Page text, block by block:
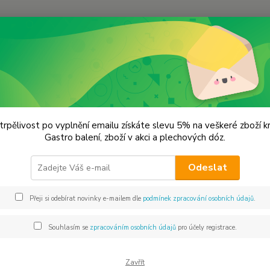
Zavařeniny - Chilli omáčky - Superpotraviny Jablečná chilli omáčka s
chilli omáčka s acerolou
jsou
po vyplnění emailu získáte slevu 5% na veškeré zboží
Gastro balení, zboží v akci a plechových dóz.
Odeslat
Přeji si odebírat novinky e-mailem dle podmínek zpracování osobních údajů.
Souhlasím se zpracováním osobních údajůpro účely registrace.
Zavřít